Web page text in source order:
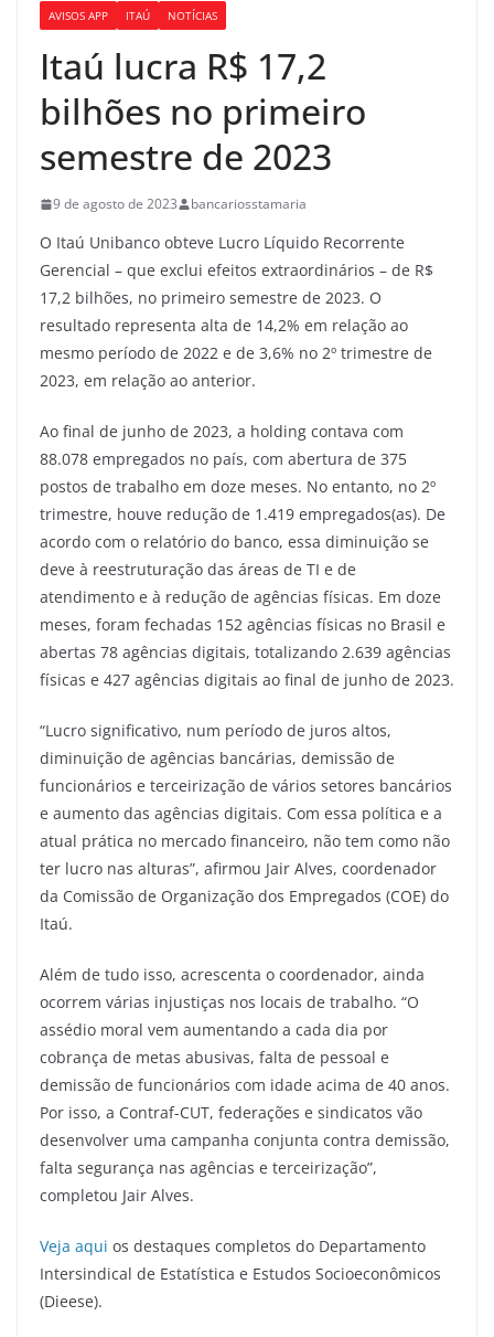
AVISOS APP ITAÚ NOTÍCIAS
Itaú lucra R$ 17,2
bilhões no primeiro
semestre de 2023
9 de agosto de 2023 bancariosstamaria
O Itaú Unibanco obteve Lucro Líquido Recorrente
Gerencial – que exclui efeitos extraordinários – de R$
17,2 bilhões, no primeiro semestre de 2023. O
resultado representa alta de 14,2% em relação ao
mesmo período de 2022 e de 3,6% no 2º trimestre de
2023, em relação ao anterior.
Ao final de junho de 2023, a holding contava com
88.078 empregados no país, com abertura de 375
postos de trabalho em doze meses. No entanto, no 2º
trimestre, houve redução de 1.419 empregados(as). De
acordo com o relatório do banco, essa diminuição se
deve à reestruturação das áreas de TI e de
atendimento e à redução de agências físicas. Em doze
meses, foram fechadas 152 agências físicas no Brasil e
abertas 78 agências digitais, totalizando 2.639 agências
físicas e 427 agências digitais ao final de junho de 2023.
“Lucro significativo, num período de juros altos,
diminuição de agências bancárias, demissão de
funcionários e terceirização de vários setores bancários
e aumento das agências digitais. Com essa política e a
atual prática no mercado financeiro, não tem como não
ter lucro nas alturas”, afirmou Jair Alves, coordenador
da Comissão de Organização dos Empregados (COE) do
Itaú.
Além de tudo isso, acrescenta o coordenador, ainda
ocorrem várias injustiças nos locais de trabalho. “O
assédio moral vem aumentando a cada dia por
cobrança de metas abusivas, falta de pessoal e
demissão de funcionários com idade acima de 40 anos.
Por isso, a Contraf-CUT, federações e sindicatos vão
desenvolver uma campanha conjunta contra demissão,
falta segurança nas agências e terceirização”,
completou Jair Alves.
Veja aqui os destaques completos do Departamento
Intersindical de Estatística e Estudos Socioeconômicos
(Dieese).